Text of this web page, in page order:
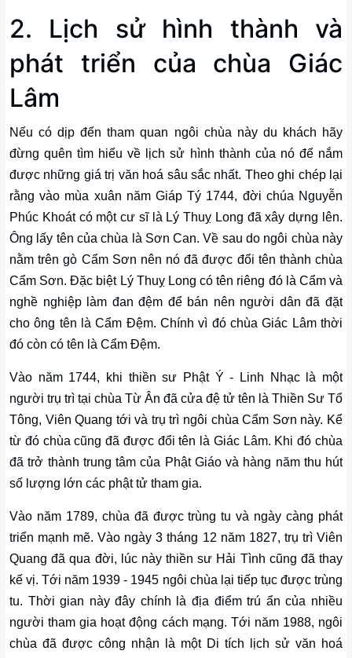
2. Lịch sử hình thành và
phát triển của chùa Giác
Lâm
Nếu có dịp đến tham quan ngôi chùa này du khách hãy
đừng quên tìm hiểu về lịch sử hình thành của nó để nắm
được những giá trị văn hoá sâu sắc nhất. Theo ghi chép lại
rằng vào mùa xuân năm Giáp Tý 1744, đời chúa Nguyễn
Phúc Khoát có một cư sĩ là Lý Thuỵ Long đã xây dựng lên.
Ông lấy tên của chùa là Sơn Can. Về sau do ngôi chùa này
nằm trên gò Cẩm Sơn nên nó đã được đổi tên thành chùa
Cẩm Sơn. Đặc biệt Lý Thuỵ Long có tên riêng đó là Cẩm và
nghề nghiệp làm đan đệm để bán nên người dân đã đặt
cho ông tên là Cẩm Đệm. Chính vì đó chùa Giác Lâm thời
đó còn có tên là Cẩm Đệm.
Vào năm 1744, khi thiền sư Phật Ý - Linh Nhạc là một
người trụ trì tại chùa Từ Ân đã cửa đệ tử tên là Thiền Sư Tổ
Tông, Viên Quang tới và trụ trì ngôi chùa Cẩm Sơn này. Kể
từ đó chùa cũng đã được đổi tên là Giác Lâm. Khi đó chùa
đã trở thành trung tâm của Phật Giáo và hàng năm thu hút
số lượng lớn các phật tử tham gia.
Vào năm 1789, chùa đã được trùng tu và ngày càng phát
triển mạnh mẽ. Vào ngày 3 tháng 12 năm 1827, trụ trì Viên
Quang đã qua đời, lúc này thiền sư Hải Tình cũng đã thay
kế vị. Tới năm 1939 - 1945 ngôi chùa lại tiếp tục được trùng
tu. Thời gian này đây chính là địa điểm trú ẩn của nhiều
người tham gia hoạt động cách mạng. Tới năm 1988, ngôi
chùa đã được công nhận là một Di tích lịch sử văn hoá